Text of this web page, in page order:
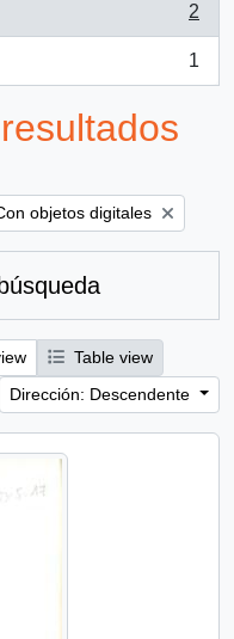
2
1
filter:
objetos digitales
Table view
Dirección: Descendente